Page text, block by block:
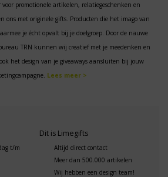
promotionele artikelen, relatiegeschenken en
ons met originele gifts. Producten die het imago van
je écht opvalt bij je doelgroep. Door de nauwe
TRN kunnen wij creatief met je meedenken en
het design van je giveaways aansluiten bij jouw
Lees meer >
t/m
Dit is Limegifts
Altijd direct contact
Meer dan 500.000 artikelen
Wij hebben een design team!